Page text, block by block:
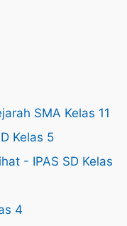
SMA Kelas 11
Kelas 5
- IPAS SD Kelas
4